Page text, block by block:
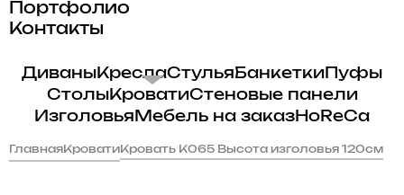
Портфолио
Контакты
ДиваныКреслаСтульяБанкеткиПуфы
СтолыКроватиСтеновые панели
Изголовья Мебель на заказHoReCa
ГлавнаяКроватиКровать K065 Высота изголовья 120см